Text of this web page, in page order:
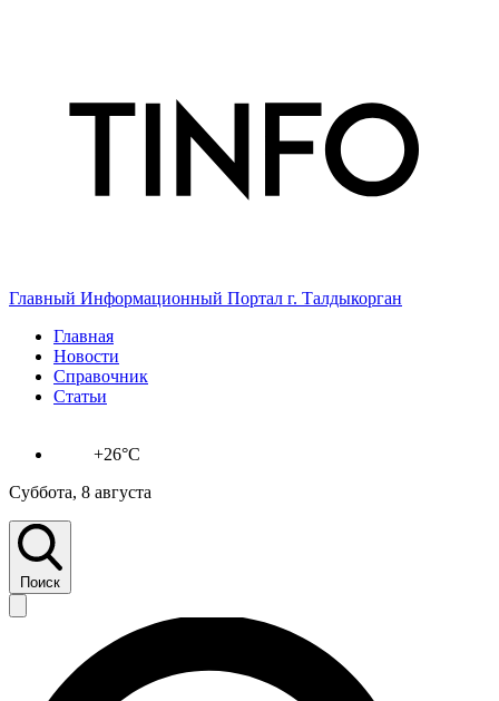
Главный Информационный Портал г. Талдыкорган
Главная
Новости
Справочник
Статьи
+26°C
Суббота, 8 августа
Поиск